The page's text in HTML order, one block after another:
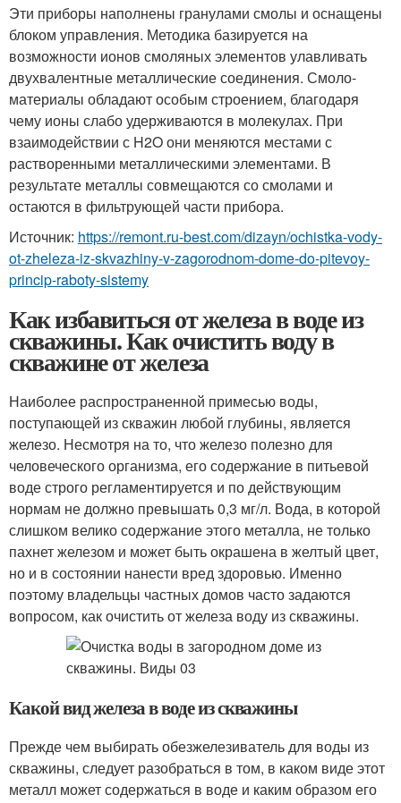
Эти приборы наполнены гранулами смолы и оснащены
блоком управления. Методика базируется на
возможности ионов смоляных элементов улавливать
двухвалентные металлические соединения. Смоло-
материалы обладают особым строением, благодаря
чему ионы слабо удерживаются в молекулах. При
взаимодействии с H2O они меняются местами с
растворенными металлическими элементами. В
результате металлы совмещаются со смолами и
остаются в фильтрующей части прибора.
Источник: https://remont.ru-best.com/dizayn/ochistka-vody-
ot-zheleza-iz-skvazhiny-v-zagorodnom-dome-do-pitevoy-
princip-raboty-sistemy
Как избавиться от железа в воде из
скважины. Как очистить воду в
скважине от железа
Наиболее распространенной примесью воды,
поступающей из скважин любой глубины, является
железо. Несмотря на то, что железо полезно для
человеческого организма, его содержание в питьевой
воде строго регламентируется и по действующим
нормам не должно превышать 0,3 мг/л. Вода, в которой
слишком велико содержание этого металла, не только
пахнет железом и может быть окрашена в желтый цвет,
но и в состоянии нанести вред здоровью. Именно
поэтому владельцы частных домов часто задаются
вопросом, как очистить от железа воду из скважины.
Какой вид железа в воде из скважины
Прежде чем выбирать обезжелезиватель для воды из
скважины, следует разобраться в том, в каком виде этот
металл может содержаться в воде и каким образом его